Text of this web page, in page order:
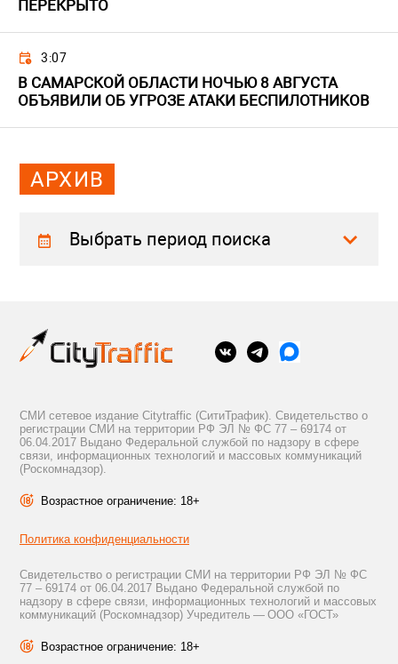
ПЕРЕКРЫТО
3:07
В САМАРСКОЙ ОБЛАСТИ НОЧЬЮ 8 АВГУСТА
ОБЪЯВИЛИ ОБ УГРОЗЕ АТАКИ БЕСПИЛОТНИКОВ
АРХИВ
Выбрать период поиска
СМИ сетевое издание Citytraffic (СитиТрафик). Свидетельство о
регистрации СМИ на территории РФ ЭЛ № ФС 77 – 69174 от
06.04.2017 Выдано Федеральной службой по надзору в сфере
связи, информационных технологий и массовых коммуникаций
(Роскомнадзор).
Возрастное ограничение: 18+
Политика конфиденциальности
Свидетельство о регистрации СМИ на территории РФ ЭЛ № ФС
77 – 69174 от 06.04.2017 Выдано Федеральной службой по
надзору в сфере связи, информационных технологий и массовых
коммуникаций (Роскомнадзор) Учредитель — ООО «ГОСТ»
Возрастное ограничение: 18+